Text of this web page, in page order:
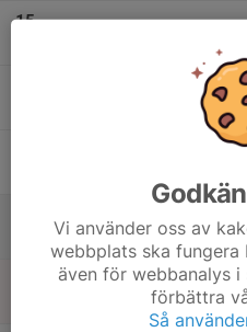
15
Vi använder oss av
webbplats ska fungera
även för webbanalys
förbättra
Så